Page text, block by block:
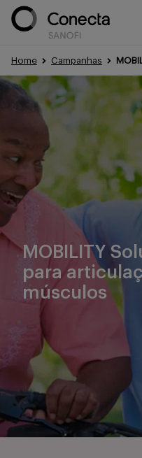
Conteúdos
Eventos
Treinamentos
Portfólio
Serviços
Sobre
Home Campanhas
MOBILITY
para
músculos